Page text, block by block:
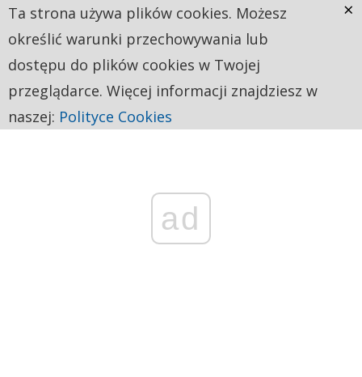
ad
Ta strona używa plików cookies. Możesz
określić warunki przechowywania lub
dostępu do plików cookies w Twojej
przeglądarce. Więcej informacji znajdziesz w
naszej: Polityce Cookies
×